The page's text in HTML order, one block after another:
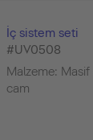
İç sistem seti
#UV0508
Malzeme:
cam